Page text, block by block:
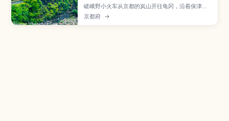
嵯峨野小火车从京都的岚山开往龟冈，沿着保津川
峡谷缓慢前行，是欣赏春樱与秋枫的人气观光列
车。本文将介绍最佳乘车季节、车票购买与预约方
京都府 →